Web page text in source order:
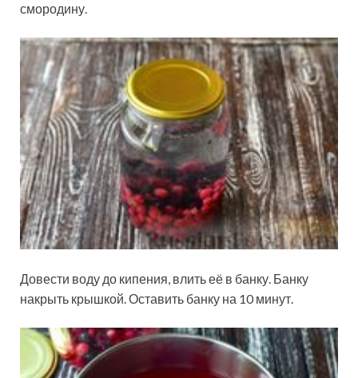
смородину.
Довести воду до кипения, влить её в банку. Банку
накрыть крышкой. Оставить банку на 10 минут.